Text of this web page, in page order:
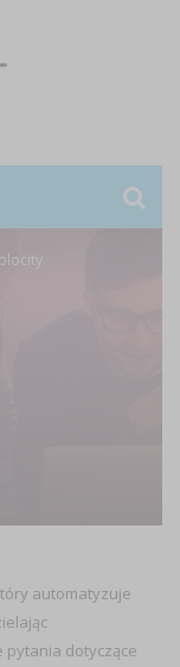
automatyzuje
dotyczące